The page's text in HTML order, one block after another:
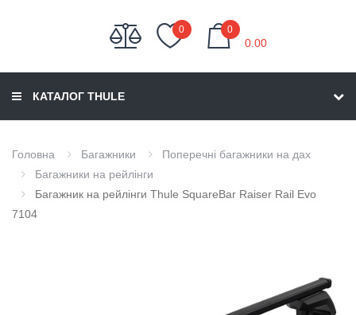
0 0
0.00
КАТАЛОГ THULE
Головна Багажники
Поперечні багажники на дах
Багажники на рейлінги
Багажник на рейлінги Thule SquareBar Raiser Rail Evo
7104